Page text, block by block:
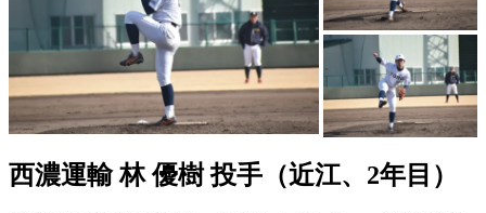
西濃運輸 林 優樹 投手（近江、2年目）